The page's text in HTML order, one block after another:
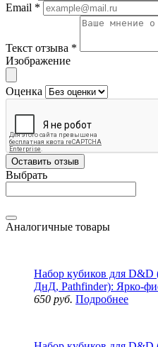
Email *
Текст отзыва *
Изображение
Оценка
Оставить отзыв
Выбрать
Аналогичные товары
Набор кубиков для D&D
ДнД, Pathfinder): Ярко-
650 руб. Подробнее